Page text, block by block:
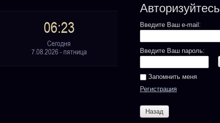
06:23
Сегодня
7.08.2026 - пятница
Введите Ваш e-mail:
Введите Ваш пароль:
Запомнить меня
Регистрация
Назад